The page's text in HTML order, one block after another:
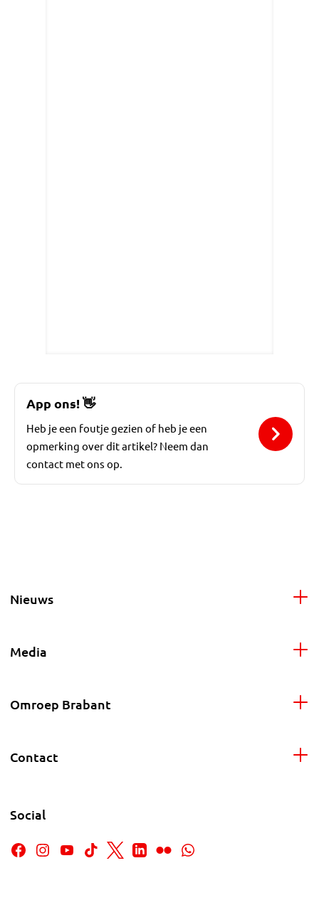
App ons!👋
Heb je een foutje gezien of heb je een
opmerking over dit artikel? Neem dan
contact met ons op.
Nieuws
Media
Omroep Brabant
Contact
Social